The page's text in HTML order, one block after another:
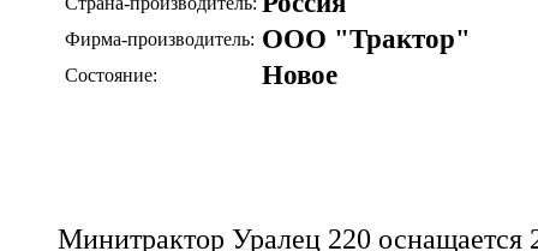
Фирма-производитель: ООО "Трактор"
Состояние: Новое
Минитрактор Уралец 220